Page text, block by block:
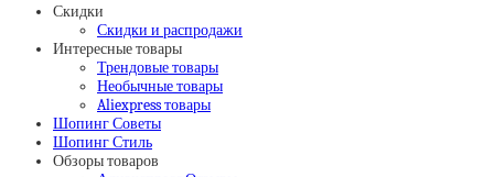
Скидки
Скидки и распродажи
Интересные товары
Трендовые товары
Необычные товары
Aliexpress товары
Шопинг Советы
Шопинг Стиль
Обзоры товаров